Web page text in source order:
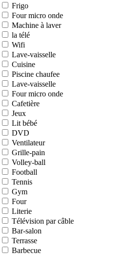
Frigo
Four micro onde
Machine à laver
la télé
Wifi
Lave-vaisselle
Cuisine
Piscine chaufee
Lave-vaisselle
Four micro onde
Cafetière
Jeux
Lit bébé
DVD
Ventilateur
Grille-pain
Volley-ball
Football
Tennis
Gym
Four
Literie
Télévision par câble
Bar-salon
Terrasse
Barbecue